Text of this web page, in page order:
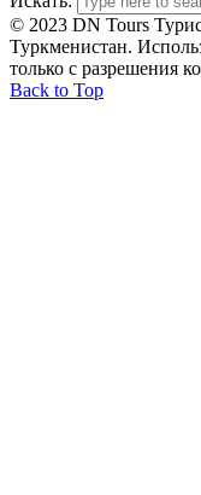
© 2023 DN Tours
Туркменистан.
только с разрешения
Back to Top